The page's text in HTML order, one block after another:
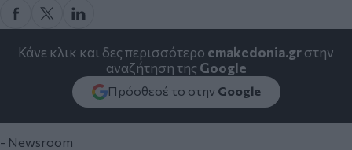
Κάνε κλικ και δες περισσότερο emakedonia.grστην
αναζήτηση της Google
Πρόσθεσέ το στην Google
- Newsroom